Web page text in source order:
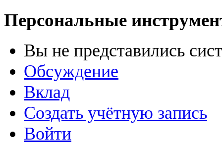
Персональные
Вы не представились
Обсуждение
Вклад
Создать учётную запись
Войти